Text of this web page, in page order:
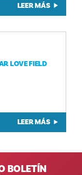
LEER MÁS
LOVE FIELD
LEER MÁS
BOLETÍN